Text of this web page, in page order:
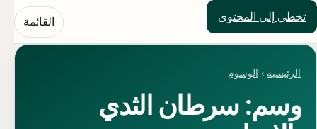
تخطي إلى المحتوى
حلول العالم القائمة
الرئيسية › الوسوم
وسم: سرطان الثدي